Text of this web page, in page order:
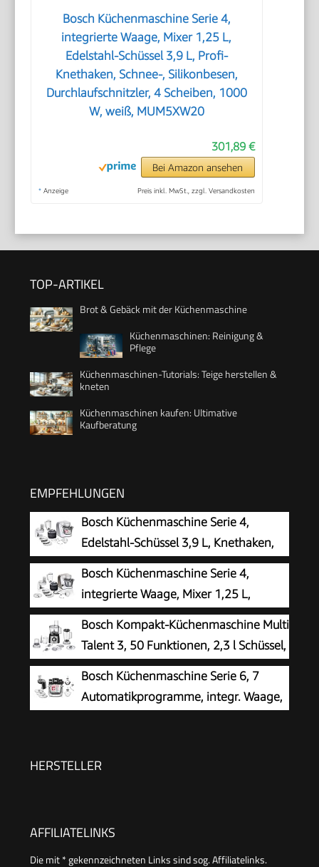
Bosch Küchenmaschine Serie 4,
integrierte Waage, Mixer 1,25 L,
Edelstahl-Schüssel 3,9 L, Profi-
Knethaken, Schnee-, Silikonbesen,
Durchlaufschnitzler, 4 Scheiben, 1000
W, weiß, MUM5XW20
301,89 €
Bei Amazon ansehen
* Anzeige Preis inkl. MwSt., zzgl. Versandkosten
TOP-ARTIKEL
Brot & Gebäck mit der Küchenmaschine
Küchenmaschinen: Reinigung &
Pflege
Küchenmaschinen-Tutorials: Teige herstellen &
kneten
Küchenmaschinen kaufen: Ultimative
Kaufberatung
EMPFEHLUNGEN
Bosch Küchenmaschine Serie 4,
Edelstahl-Schüssel 3,9 L, Knethaken,
Schlag- und Rührbesen Edelstahl
spülmaschinenfest, Mixer 1,25 L,
Durchlaufschnitzler, 3 Scheiben, 1000 W, Weiß,
MUM58W20
Bosch Küchenmaschine Serie 4,
integrierte Waage, Mixer 1,25 L,
Edelstahl-Schüssel 3,9 L, Profi-
Knethaken, Schnee-, Silikonbesen,
Durchlaufschnitzler, 4 Scheiben, 1000 W, weiß,
MUM5XW20
Bosch Kompakt-Küchenmaschine Multi
Talent 3, 50 Funktionen, 2,3 l Schüssel,
Mixer, spülmaschinengeeignet,
Universalzerkleinerer, kleine Küchenmaschine,
800 Watt, schwarz/Edelstahl, MCM3501M
Bosch Küchenmaschine Serie 6, 7
Automatikprogramme, integr. Waage,
spülmaschinenfest, 1600 W, silber/schwarz,
HERSTELLER
AFFILIATELINKS
Die mit * gekennzeichneten Links sind sog. Affiliatelinks.